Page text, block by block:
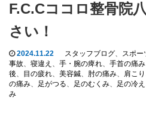
F.C.Cココロ整骨院
さい！
2024.11.22 スタッフブログ、 スポー
事故、 寝違え 、 手・腕の痺れ、 手首の痛み
後、 目の疲れ、 美容鍼、 肘の痛み、 肩こり
の痛み、 足がつる、 足のむくみ、 足の冷え
み